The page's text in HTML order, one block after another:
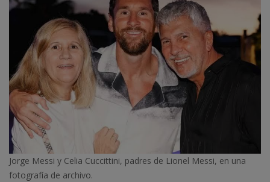
Jorge Messi y Celia Cuccittini, padres de Lionel Messi, en una
fotografía de archivo.